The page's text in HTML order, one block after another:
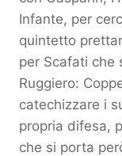
Infante, per
quintetto
per Scafati che
Ruggiero:
catechizzare i
propria difesa,
che si porta